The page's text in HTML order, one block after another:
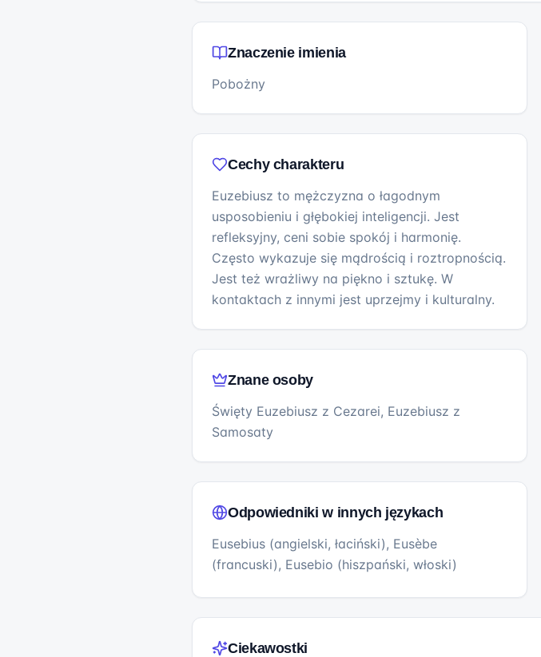
Znaczenie imienia
Pobożny
Cechy charakteru
Euzebiusz to mężczyzna o łagodnym
usposobieniu i głębokiej inteligencji. Jest
refleksyjny, ceni sobie spokój i harmonię.
Często wykazuje się mądrością i roztropnością.
Jest też wrażliwy na piękno i sztukę. W
kontaktach z innymi jest uprzejmy i kulturalny.
Znane osoby
Święty Euzebiusz z Cezarei, Euzebiusz z
Samosaty
Odpowiedniki w innych językach
Eusebius (angielski, łaciński), Eusèbe
(francuski), Eusebio (hiszpański, włoski)
Ciekawostki